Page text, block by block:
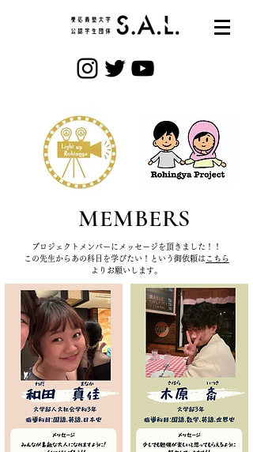
​MEMBERS
​プロジェクトメンバーにメッセージを頂きました！！
​この先生からあの科目を学びたい！という御依頼は こちら
よりお願いします。